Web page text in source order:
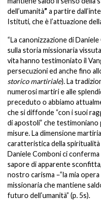
dell’umanità” a partire
Istituti, che è l’attuazione
“La canonizzazione di
sulla storia missionaria
vita hanno testimoniato il
persecuzioni ed anche fino
storico martiriale). La
numerosi martiri e alle
preceduto o abbiamo
che si diffonde “con i suoi
di apostoli” che
misure. La dimensione
caratteristica della spiritualità
Daniele Comboni ci conferma
sapore di apparente
nostro carisma –“la mia
missionaria che mantiene
futuro dell’umanità” (p. 5s).